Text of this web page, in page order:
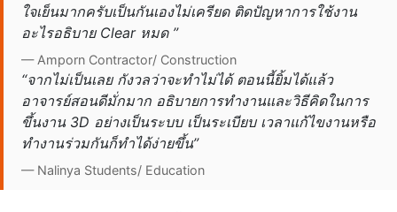
ใจเย็นมากครับเป็นกันเองไม่เครียด ติดปัญหาการใช้งาน
อะไรอธิบาย Clear หมด ”
— Amporn Contractor/ Construction
“จากไม่เป็นเลย กังวลว่าจะทำไม่ได้ ตอนนี้ยิ้มได้แล้ว
อาจารย์สอนดีมั่กมาก อธิบายการทำงานและวิธีคิดในการ
ขึ้นงาน 3D อย่างเป็นระบบ เป็นระเบียบ เวลาแก้ไขงานหรือ
ทำงานร่วมกันก็ทำได้ง่ายขึ้น”
— Nalinya Students/ Education